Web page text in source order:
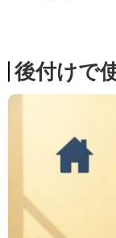
後付けで